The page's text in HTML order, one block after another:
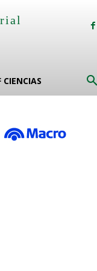
CIENCIAS